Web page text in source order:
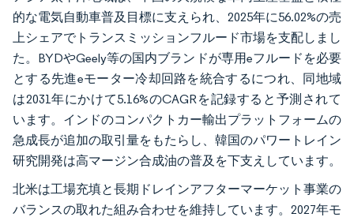
的な電気自動車普及目標に支えられ、2025年に56.02%の売
上シェアでトランスミッションフルード市場を支配しまし
た。BYDやGeely等の国内ブランドが専用eフルードを必要
とする先進eモーター冷却回路を統合するにつれ、同地域
は2031年にかけて5.16%のCAGRを記録すると予測されて
います。インドのコンパクトカー輸出プラットフォームの
急成長が追加の取引量をもたらし、韓国のパワートレイン
研究開発は高マージン合成油の普及を下支えしています。
北米は工場充填と長期ドレインアフターマーケット事業の
バランスの取れた組み合わせを維持しています。2027年モ